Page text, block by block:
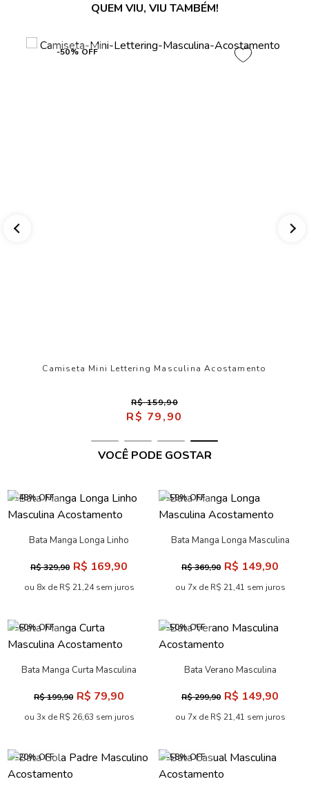
QUEM VIU, VIU TAMBÉM!
-50% OFF
Camiseta Mini Lettering Masculina Acostamento
R$ 159,90
R$ 79,90
VOCÊ PODE GOSTAR
-48% OFF
Bata Manga Longa Linho
R$ 329,90 R$ 169,90
ou 8x de R$ 21,24 sem juros
-59% OFF
Bata Manga Longa Masculina
R$ 369,90 R$ 149,90
ou 7x de R$ 21,41 sem juros
-60% OFF
Bata Manga Curta Masculina
R$ 199,90 R$ 79,90
ou 3x de R$ 26,63 sem juros
-50% OFF
Bata Verano Masculina
R$ 299,90 R$ 149,90
ou 7x de R$ 21,41 sem juros
-20% OFF -58% OFF